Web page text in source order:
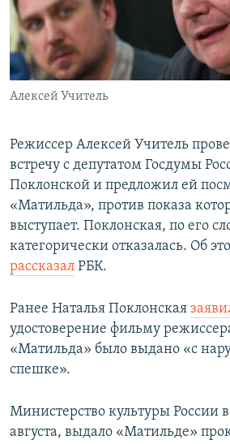
ПОБЕДИТЕЛЕЙ НЕ СУДЯТ?
КРЫМ.НЕПОКОРЕННЫЙ
ELIFBE
УКРАИНСКАЯ ПРОБЛЕМА КРЫМА
ПРИСОЕДИНЯЙТЕСЬ!
Алексей Учитель
Режиссер Алексей Учитель
встречу с депутатом Госдумы
Поклонской и предложил ей
«Матильда», против показа
выступает. Поклонская, по его
категорически отказалась. Об
рассказал РБК.
Ранее Наталья Поклонская
удостоверение фильму
«Матильда» было выдано «с
спешке».
Министерство культуры России в
августа, выдало «Матильде»